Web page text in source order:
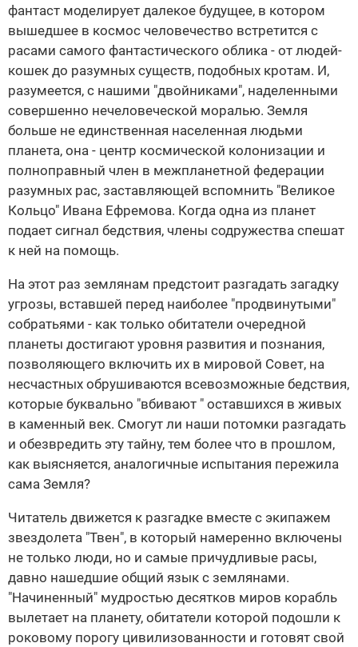
фантаст моделирует далекое будущее, в котором
вышедшее в космос человечество встретится с
расами самого фантастического облика - от людей-
кошек до разумных существ, подобных кротам. И,
разумеется, с нашими "двойниками", наделенными
совершенно нечеловеческой моралью. Земля
больше не единственная населенная людьми
планета, она - центр космической колонизации и
полноправный член в межпланетной федерации
разумных рас, заставляющей вспомнить "Великое
Кольцо" Ивана Ефремова. Когда одна из планет
подает сигнал бедствия, члены содружества спешат
к ней на помощь.
На этот раз землянам предстоит разгадать загадку
угрозы, вставшей перед наиболее "продвинутыми"
собратьями - как только обитатели очередной
планеты достигают уровня развития и познания,
позволяющего включить их в мировой Совет, на
несчастных обрушиваются всевозможные бедствия,
которые буквально "вбивают " оставшихся в живых
в каменный век. Смогут ли наши потомки разгадать
и обезвредить эту тайну, тем более что в прошлом,
как выясняется, аналогичные испытания пережила
сама Земля?
Читатель движется к разгадке вместе с экипажем
звездолета "Твен", в который намеренно включены
не только люди, но и самые причудливые расы,
давно нашедшие общий язык с землянами.
"Начиненный" мудростью десятков миров корабль
вылетает на планету, обитатели которой подошли к
роковому порогу цивилизованности и готовят свой